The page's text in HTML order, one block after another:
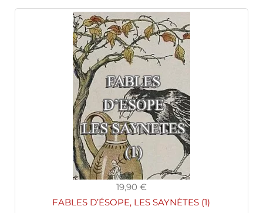
19,90 €
FABLES D’ÉSOPE, LES SAYNÈTES (1)